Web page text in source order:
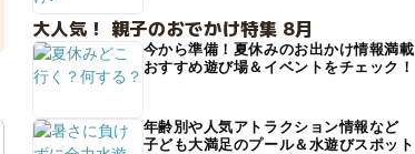
大人気！ 親子のおでかけ特集 8月
今から準備！夏休みのお出かけ情報満載
おすすめ遊び場＆イベントをチェック！
年齢別や人気アトラクション情報など
子ども大満足のプール＆水遊びスポット